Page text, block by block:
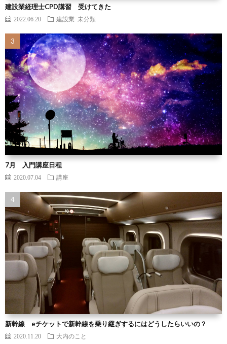
建設業経理士CPD講習 受けてきた
2022.06.20 建設業 未分類
7月 入門講座日程
2020.07.04 講座
新幹線 eチケットで新幹線を乗り継ぎするにはどうしたらいいの？
2020.11.20 大内のこと